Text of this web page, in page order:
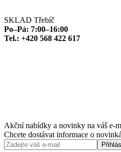
SKLAD Třebíč
Po–Pá: 7:00–16:00
Tel.: +420 568 422 617
Akční nabídky a novinky na váš e-
Chcete dostávat informace o